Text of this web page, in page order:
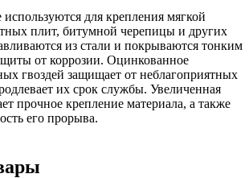
для крепления мягкой
плит, битумной черепицы и других
из стали и покрываются тонким
от коррозии. Оцинкованное
гвоздей защищает от неблагоприятных
их срок службы. Увеличенная
прочное крепление материала, а также
его прорыва.